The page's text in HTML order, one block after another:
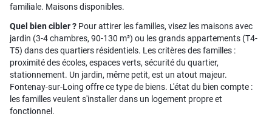
familiale. Maisons disponibles.
Quel bien cibler ? Pour attirer les familles, visez les maisons avec
jardin (3-4 chambres, 90-130 m²) ou les grands appartements (T4-
T5) dans des quartiers résidentiels. Les critères des familles :
proximité des écoles, espaces verts, sécurité du quartier,
stationnement. Un jardin, même petit, est un atout majeur.
Fontenay-sur-Loing offre ce type de biens. L'état du bien compte :
les familles veulent s'installer dans un logement propre et
fonctionnel.